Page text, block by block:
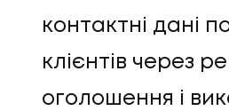
контактні дані
клієнтів через
оголошення і